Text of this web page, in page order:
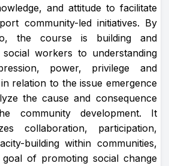
and attitude to facilitate
community-led initiatives. By
the course is building and
social workers to understanding
power, privilege and
relation to the issue emergence
the cause and consequence
community development. It
collaboration, participation,
building within communities,
of promoting social change